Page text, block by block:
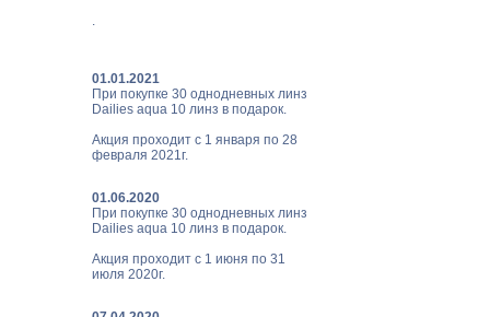
.
01.01.2021
При покупке 30 однодневных линз
Dailies aqua 10 линз в подарок.
Акция проходит с 1 января по 28
февраля 2021г.
01.06.2020
При покупке 30 однодневных линз
Dailies aqua 10 линз в подарок.
Акция проходит с 1 июня по 31
июля 2020г.